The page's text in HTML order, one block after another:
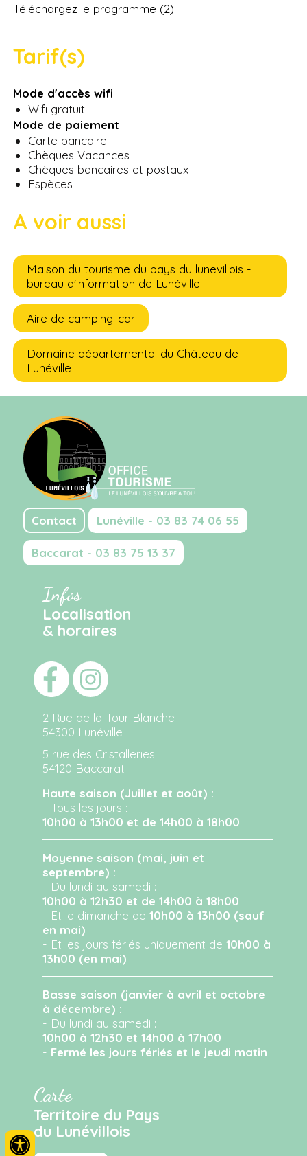
Téléchargez le programme (2)
Tarif(s)
Mode d'accès wifi
Wifi gratuit
Mode de paiement
Carte bancaire
Chèques Vacances
Chèques bancaires et postaux
Espèces
A voir aussi
Maison du tourisme du pays du lunevillois -
bureau d'information de Lunéville
Aire de camping-car
Domaine départemental du Château de
Lunéville
Contact Lunéville - 03 83 74 06 55
Baccarat - 03 83 75 13 37
Infos
Localisation
& horaires
2 Rue de la Tour Blanche
54300 Lunéville
5 rue des Cristalleries
54120 Baccarat
Haute saison (Juillet et août) :
- Tous les jours :
10h00 à 13h00 et de 14h00 à 18h00
Moyenne saison (mai, juin et
septembre) :
- Du lundi au samedi :
10h00 à 12h30 et de 14h00 à 18h00
- Et le dimanche de10h00 à 13h00 (sauf
en mai)
- Et les jours fériés uniquement de10h00 à
13h00 (en mai)
Basse saison (janvier à avril et octobre
à décembre) :
- Du lundi au samedi :
10h00 à 12h30 et 14h00 à 17h00
- Fermé les jours fériés et le jeudi matin
Carte
Territoire du Pays
du Lunévillois